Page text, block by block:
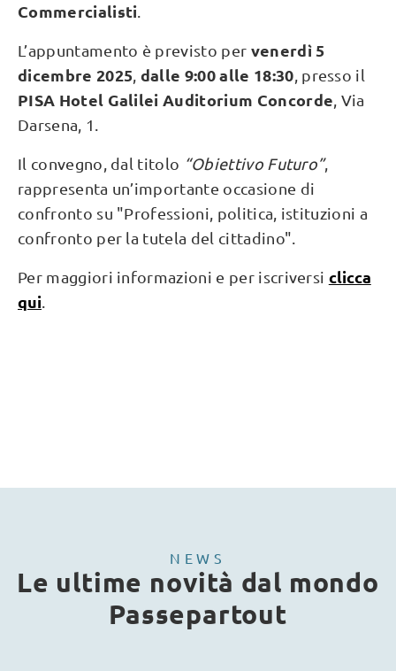
Commercialisti
L’appuntamento è previsto per venerdì 5
dicembre 2025 dalle 9:00 alle 18:30 , presso il
PISA Hotel Galilei Auditorium Concorde , Via
Darsena, 1.
Il convegno, dal titolo “Obiettivo Futuro”,
rappresenta un’importante occasione di
confronto su "Professioni, politica, istituzioni a
confronto per la tutela del cittadino".
Per maggiori informazioni e per iscriversi clicca
qui
NEWS
Le ultime novità dal mondo
Passepartout